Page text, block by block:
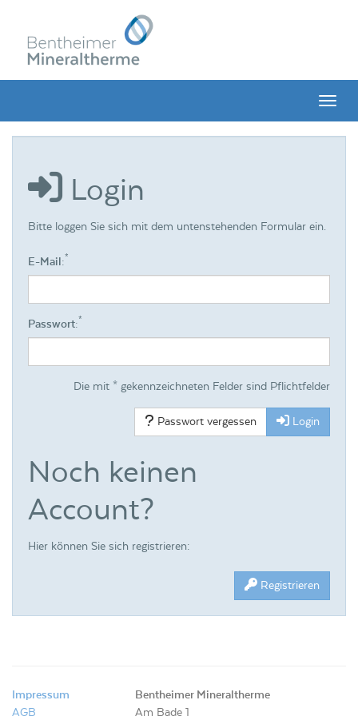
Login
Bitte loggen Sie sich mit dem untenstehenden Formular ein.
E-Mail:*
Passwort:*
Die mit * gekennzeichneten Felder sind Pflichtfelder
Passwort vergessen Login
Noch keinen
Account?
Hier können Sie sich registrieren:
Registrieren
Impressum
AGB
Bentheimer Mineraltherme
Am Bade 1